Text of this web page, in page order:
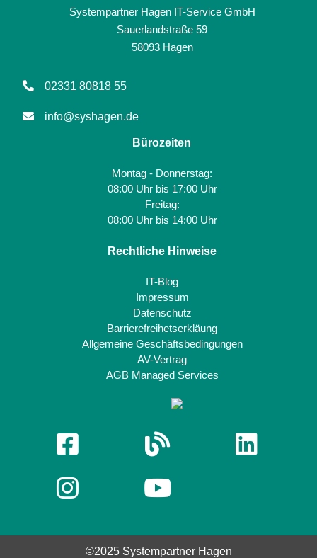
Systempartner Hagen IT-Service GmbH
Sauerlandstraße 59
58093 Hagen
02331 80818 55
info@syshagen.de
Bürozeiten
Montag - Donnerstag:
08:00 Uhr bis 17:00 Uhr
Freitag:
08:00 Uhr bis 14:00 Uhr
Rechtliche Hinweise
IT-Blog
Impressum
Datenschutz
Barrierefreihetserkläung
Allgemeine Geschäftsbedingungen
AV-Vertrag
AGB Managed Services
©2025 Systempartner Hagen